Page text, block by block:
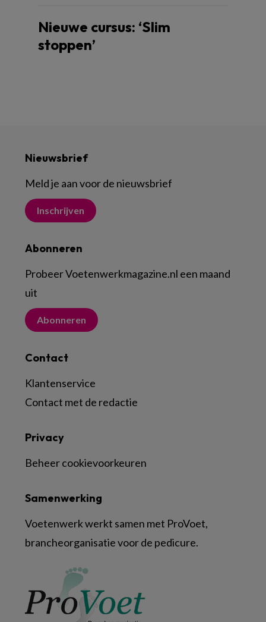
Nieuwe cursus: ‘Slim
stoppen’
Nieuwsbrief
Meld je aan voor de nieuwsbrief
Inschrijven
Abonneren
Probeer Voetenwerkmagazine.nl een maand
uit
Abonneren
Contact
Klantenservice
Contact met de redactie
Samenwerking
Voetenwerk werkt samen met ProVoet,
brancheorganisatie voor de pedicure.
Privacy
Beheer cookievoorkeuren